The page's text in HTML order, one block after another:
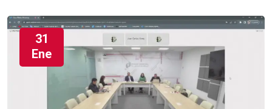
31
Ene